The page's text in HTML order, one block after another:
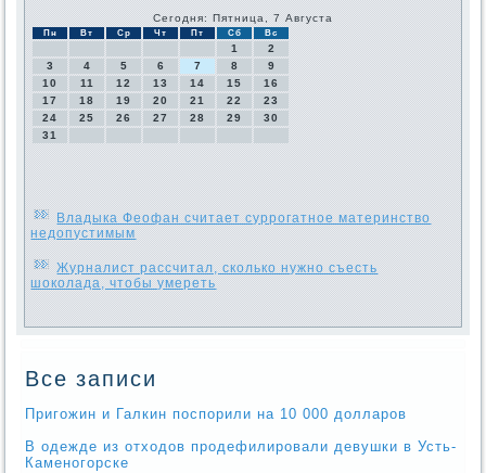
Сегодня: Пятница, 7 Августа
Пн Вт Ср Чт Пт Сб Вс
1
2
3
4 5 6 7 8
9
10
11 12 13 14 15
16
17
18 19 20 21 22
23
24
25 26 27 28 29
30
31
Владыка Феофан считает суррогатное материнство
недопустимым
Журналист рассчитал, сколько нужно съесть
шоколада, чтобы умереть
Все записи
Пригожин и Галкин поспорили на 10 000 долларов
В одежде из отходов продефилировали девушки в Усть-
Каменогорске